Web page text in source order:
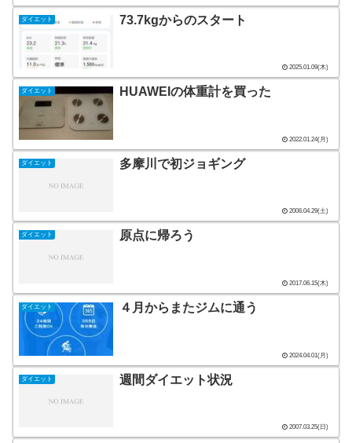
ダイエット 73.7kgからのスタート
2025.01.09(木)
ダイエット HUAWEIの体重計を買った
2022.01.24(月)
ダイエット 多摩川で初ジョギング
2006.04.29(土)
ダイエット 原点に帰ろう
2017.06.15(木)
ダイエット ４月からまたジムに通う
2024.04.01(月)
ダイエット 週間ダイエット状況
2007.03.25(日)